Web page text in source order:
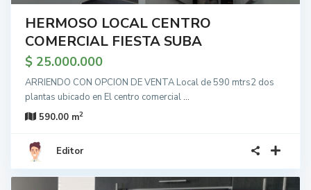
HERMOSO LOCAL CENTRO
COMERCIAL FIESTA SUBA
$ 25.000.000
ARRIENDO CON OPCION DE VENTA Local de 590 mtrs2 dos
plantas ubicado en El centro comercial...
590.00 m2
Editor